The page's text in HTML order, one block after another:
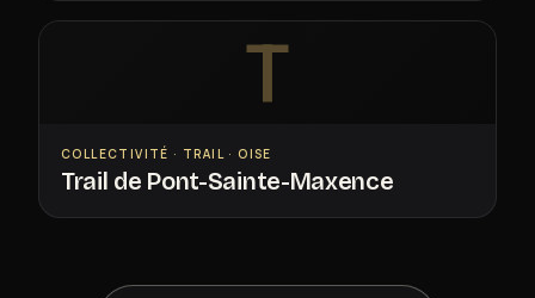
T
COLLECTIVITÉ · TRAIL · OISE
Trail de Pont-Sainte-Maxence